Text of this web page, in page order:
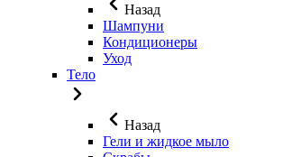
Назад
Шампуни
Кондиционеры
Уход
Тело
Назад
Гели и жидкое мыло